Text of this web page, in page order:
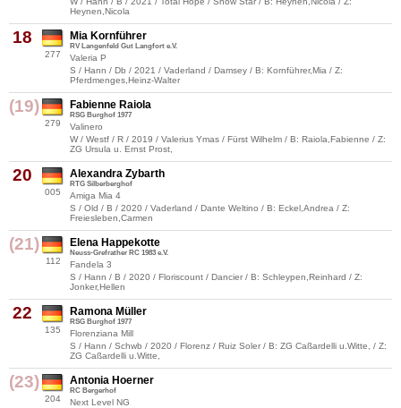
Heynen,Nicola
18
277
Mia Kornführer
RV Langenfeld Gut Langfort e.V.
Valeria P
S / Hann / Db / 2021 / Vaderland / Damsey / B: Kornführer,Mia / Z:
Pferdmenges,Heinz-Walter
(19)
279
Fabienne Raiola
RSG Burghof 1977
Valinero
W / Westf / R / 2019 / Valerius Ymas / Fürst Wilhelm / B: Raiola,Fabienne / Z:
ZG Ursula u. Ernst Prost,
20
005
Alexandra Zybarth
RTG Silberberghof
Amiga Mia 4
S / Old / B / 2020 / Vaderland / Dante Weltino / B: Eckel,Andrea / Z:
Freiesleben,Carmen
(21)
112
Elena Happekotte
Neuss-Grefrather RC 1983 e.V.
Fandela 3
S / Hann / B / 2020 / Floriscount / Dancier / B: Schleypen,Reinhard / Z:
Jonker,Hellen
22
135
Ramona Müller
RSG Burghof 1977
Florenziana Mill
S / Hann / Schwb / 2020 / Florenz / Ruiz Soler / B: ZG Caßardelli u.Witte, / Z:
ZG Caßardelli u.Witte,
(23)
204
Antonia Hoerner
RC Bergerhof
Next Level NG